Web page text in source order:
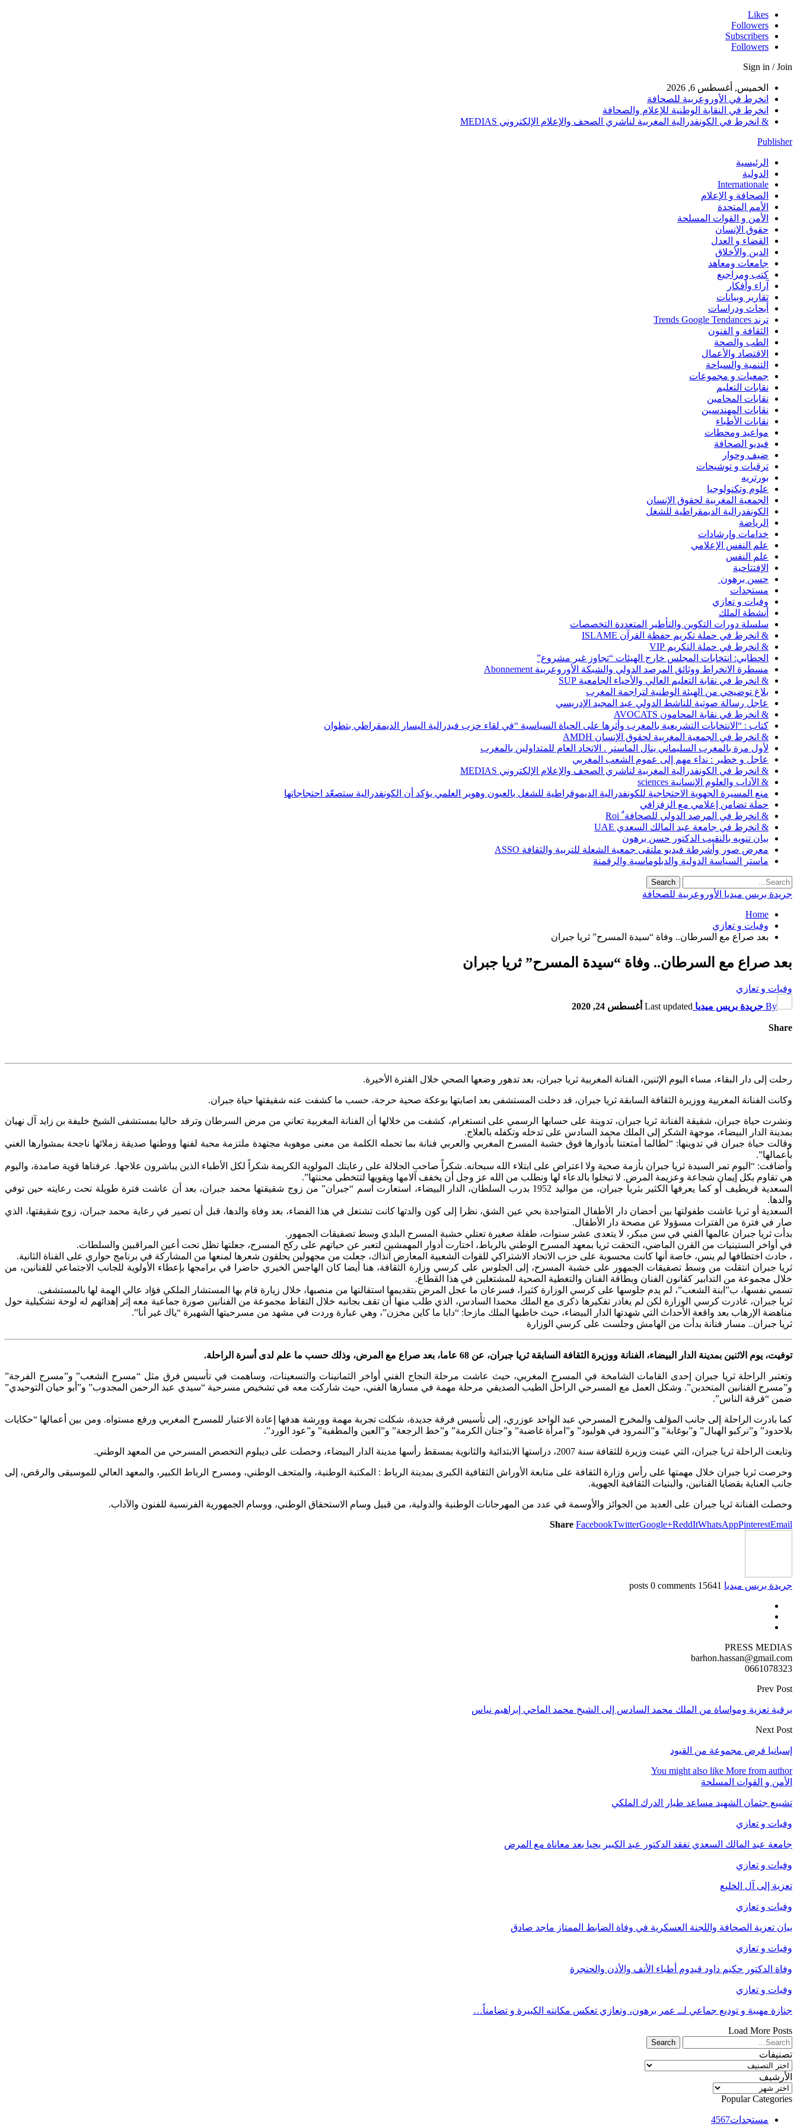
Likes
Followers
Subscribers
Followers
Sign in / Join
الخميس, أغسطس 6, 2026
انخرط في الأوروعربية للصحافة
انخرط في النقابة الوطنية للإعلام والصحافة
& انخرط في الكونفدرالية المغربية لناشري الصحف والإعلام الإلكتروني MEDIAS
Publisher
الرئيسية
الدولية
Internationale
الصحافة و الإعلام
الأمم المتحدة
الأمن و القوات المسلحة
حقوق الإنسان
القضاء و العدل
الدين والأخلاق
جامعات ومعاهد
كتب ومراجيع
آراء وأفكار
تقارير وبيانات
أبحاث ودراسات
ترند Trends Google Tendances
الثقافة و الفنون
الطب والصحة
الاقتصاد والأعمال
التنمية والسياحة
جمعيات و مجموعات
نقابات التعليم
نقابات المحامين
نقابات المهندسين
نقابات الأطباء
مواعيد ومحطات
فيديو الصحافة
ضيف وحوار
ترقيات و توشيحات
بورتريه
علوم وتكنولوجيا
الجمعية المغربية لحقوق الإنسان
الكونفدرالية الديمقراطية للشغل
الرياضة
خدامات وإرشادات
علم النفس الإعلامي
علم النفس
الإفتتاحية
حسن برهون
مستجدات
وفيات و تعازي
أنشطة الملك
سلسلة دورات التكوين والتأطير المتعددة التخصصات
& انخرط في حملة تكريم حفظة القرآن ISLAME
& انخرط في حملة التكريم VIP
الحطابي: انتخابات المجلس خارج الهيئات “تجاوز غير مشروع”
مسطرة الانخراط ووثائق المرصد الدولي والشبكة الأوروعربية Abonnement
& انخرط في نقابة التعليم العالي والأحياء الجامعية SUP
بلاغ توضيحي من الهيئة الوطنية لتراجمة المغرب
عاجل رسالة صوتية للناشط الدولي عبد المجيد الإدريسي
& انخرط في نقابة المحامون AVOCATS
كتاب : “الانتخابات التشريعية بالمغرب وأثرها على الحياة السياسية “في لقاء حزب فيدرالية اليسار الديمقراطي بتطوان
& انخرط في الجمعية المغربية لحقوق الإنسان AMDH
لأول مرة بالمغرب السليماني ينال الماستر . الاتحاد العام للمتداولين بالمغرب
عاجل و خطير : نداء مهم إلى عموم الشعب المغربي
& انخرط في الكونفدرالية المغربية لناشري الصحف والإعلام الإلكتروني MEDIAS
& الآداب والعلوم الإنسانية sciences
منع المسيرة الجهوية الاحتجاجية للكونفدرالية الديموقراطية للشغل بالعيون وهوير العلمي يؤكد أن الكونفدرالية ستصعّد احتجاجاتها
حملة تضامن إعلامي مع الزفزافي
& انخرط في المرصد الدولي للصحافة ٌ Roi
& انخرط في جامعة عبد المالك السعدي UAE
بيان تنويه بالنقيب الدكتور حسن برهون
معرض صور وأشرطة فيديو ملتقى جمعية الشعلة للتربية والثقافة ASSO
ماستر السياسة الدولية والدبلوماسية والرقمنة
جريدة بريس ميديا الأوروعربية للصحافة
Home
وفيات و تعازي
بعد صراع مع السرطان.. وفاة “سيدة المسرح” ثريا جبران
بعد صراع مع السرطان.. وفاة “سيدة المسرح” ثريا جبران
وفيات و تعازي
By جريدة بريس ميديا Last updated أغسطس 24, 2020
Share
رحلت إلى دار البقاء، مساء اليوم الإثنين، الفنانة المغربية ثريا جبران، بعد تدهور وضعها الصحي خلال الفترة الأخيرة.
وكانت الفنانة المغربية ووزيرة الثقافة السابقة ثريا جبران، قد دخلت المستشفى بعد اصابتها بوعكة صحية حرجة، حسب ما كشفت عنه شقيقتها حياة جبران.
ونشرت حياة جبران، شقيقة الفنانة ثريا جبران، تدوينة على حسابها الرسمي على انستغرام، كشفت من خلالها أن الفنانة المغربية تعاني من مرض السرطان وترقد حاليا بمستشفى الشيخ خليفة بن زايد آل نهيان
بمدينة الدار البيضاء، موجهة الشكر إلى الملك محمد السادس على تدخله وتكفله بالعلاج.
وقالت حياة جبران في تدوينها: “لطالما أمتعتنا بأدوارها فوق خشبة المسرح المغربي والعربي فنانة بما تحمله الكلمة من معنى موهوبة مجتهدة ملتزمة محبة لفنها ووطنها صديقة زملائها ناجحة بمشوارها الغني
بأعمالها”.
وأضافت: “اليوم تمر السيدة ثريا جبران بأزمة صحية ولا اعتراض على ابتلاء الله سبحانه. شكراً صاحب الجلالة على رعايتك المولوية الكريمة شكراً لكل الأطباء الذين يباشرون علاجها. عرفناها قوية صامدة، واليوم
هي تقاوم بكل إيمان شجاعة وعزيمة المرض. لا تبخلوا بالدعاء لها ونطلب من الله عز وجل أن يخفف آلامها ويقويها لتتخطى محنتها”.
السعدية قريطيف أو كما يعرفها الكثير بثريا جبران، من مواليد 1952 بدرب السلطان، الدار البيضاء، استعارت اسم “جبران” من زوج شقيقتها محمد جبران، بعد أن عاشت فترة طويلة تحت رعايته حين توفي
والدها.
السعدية أو ثريا عاشت طفولتها بين أحضان دار الأطفال المتواجدة بحي عين الشق، نظرا إلى كون والدتها كانت تشتغل في هذا الفضاء، بعد وفاة والدها، قبل أن تصير في رعاية محمد جبران، زوج شقيقتها، الذي
صار في فترة من الفترات مسؤولا عن مصحة دار الأطفال.
بدأت ثريا جبران عالمها الفني في سن مبكر، لا يتعدى عشر سنوات، طفلة صغيرة تعتلي خشبة المسرح البلدي وسط تصفيقات الجمهور.
في أواخر الستينيات من القرن الماضي، التحقت ثريا بمعهد المسرح الوطني بالرباط، اختارت أدوار المهمشين لتعبر عن حياتهم على ركح المسرح، جعلتها تظل تحت أعين المراقبين والسلطات.
، حادث اختطافها لم ينس، خاصة أنها كانت محسوبة على حزب الاتحاد الاشتراكي للقوات الشعبية المعارض آنذاك، جعلت من مجهولين يحلقون شعرها لمنعها من المشاركة في برنامج حواري على القناة الثانية.
ثريا جبران انتقلت من وسط تصفيقات الجمهور على خشبة المسرح، إلى الجلوس على كرسي وزارة الثقافة، هنا أيضا كان الهاجس الخيري حاضرا في برامجها بإعطاء الأولوية للجانب الاجتماعي للفنانين، من
خلال مجموعة من التدابير كقانون الفنان وبطاقة الفنان والتغطية الصحية للمشتغلين في هذا القطاع.
تسمي نفسها، ب”ابنة الشعب”، لم يدم جلوسها على كرسي الوزارة كثيرا، فسرعان ما عجل المرض بتقديمها استقالتها من منصبها، خلال زيارة قام بها المستشار الملكي فؤاد عالي الهمة لها بالمستشفى.
ثريا جبران، غادرت كرسي الوزارة لكن لم يغادر تفكيرها ذكرى مع الملك محمدا السادس، الذي طلب منها أن تقف بجانبه خلال التقاط مجموعة من الفنانين صورة جماعية معه إثر إهدائهم له لوحة تشكيلية حول
مناهضة الإرهاب بعد واقعة الأحداث التي شهدتها الدار البيضاء، حيث خاطبها الملك مازحا: “دابا ما كاين مخزن”، وهي عبارة وردت في مشهد من مسرحيتها الشهيرة “ياك غير أنا”.
ثريا جبران.. مسار فنانة بدأت من الهامش وجلست على كرسي الوزارة
توفيت، يوم الاثنين بمدينة الدار البيضاء، الفنانة ووزيرة الثقافة السابقة ثريا جبران، عن 68 عاما، بعد صراع مع المرض، وذلك حسب ما علم لدى أسرة الراحلة.
وتعتبر الراحلة ثريا جبران إحدى القامات الشامخة في المسرح المغربي، حيث عاشت مرحلة النجاح الفني أواخر الثمانينات والتسعينات، وساهمت في تأسيس فرق مثل “مسرح الشعب” و”مسرح الفرجة”
و”مسرح الفنانين المتحدين”. وشكل العمل مع المسرحي الراحل الطيب الصديقي مرحلة مهمة في مسارها الفني، حيث شاركت معه في تشخيص مسرحية “سيدي عبد الرحمن المجدوب” و”أبو حيان التوحيدي”
ضمن “فرقة الناس”.
كما بادرت الراحلة إلى جانب المؤلف والمخرج المسرحي عبد الواحد عوزري، إلى تأسيس فرقة جديدة، شكلت تجربة مهمة وورشة هدفها إعادة الاعتبار للمسرح المغربي ورفع مستواه. ومن بين أعمالها “حكايات
بلاحدود” و”نركبو الهبال” و”بوغابة” و”النمرود في هوليود” و”امرأة غاضبة” و”جنان الكرمة” و”خط الرجعة” و”العين والمطفية” و”عود الورد”.
وتابعت الراحلة ثريا جبران، التي عينت وزيرة للثقافة سنة 2007، دراستها الابتدائية والثانوية بمسقط رأسها مدينة الدار البيضاء، وحصلت على ديبلوم التخصص المسرحي من المعهد الوطني.
وحرصت ثريا جبران خلال مهمتها على رأس وزارة الثقافة على متابعة الأوراش الثقافية الكبرى بمدينة الرباط : المكتبة الوطنية، والمتحف الوطني، ومسرح الرباط الكبير، والمعهد العالي للموسيقى والرقص، إلى
جانب العناية بقضايا الفنانين، والبنيات الثقافية الجهوية.
وحصلت الفنانة ثريا جبران على العديد من الجوائز والأوسمة في عدد من المهرجانات الوطنية والدولية، من قبيل وسام الاستحقاق الوطني، ووسام الجمهورية الفرنسية للفنون والآداب.
Share FacebookTwitterGoogle+ReddItWhatsAppPinterestEmail
جريدة بريس ميديا 15641 posts
0 comments
PRESS MEDIAS
barhon.hassan@gmail.com
0661078323
Prev Post
برقية تعزية ومواساة من الملك محمد السادس إلى الشيخ محمد الماحي إبراهيم نياس
Next Post
إسبانيا فرض مجموعة من القيود
You might also like More from author
الأمن و القوات المسلحة
تشييع جثمان الشهيد مساعد طيار الدرك الملكي
وفيات و تعازي
​جامعة عبد المالك السعدي تفقد الدكتور عبد الكبير يحيا بعد معاناة مع المرض
وفيات و تعازي
تعزية إلى آل الخليع
وفيات و تعازي
بيان تعزية الصحافة واللجنة العسكرية في وفاة الضابط الممتاز ماجد صادق
وفيات و تعازي
وفاة الدكتور حكيم داود قيدوم أطباء الأنف والأذن والحنجرة
وفيات و تعازي
جنازة مهيبة و توديع جماعي لــ عمر برهون، وتعازي تعكس مكانته الكبيرة و تضامناً…
Load More Posts
تصنيفات
تصنيفات
الأرشيف
الأرشيف
Popular Categories
مستجدات4567